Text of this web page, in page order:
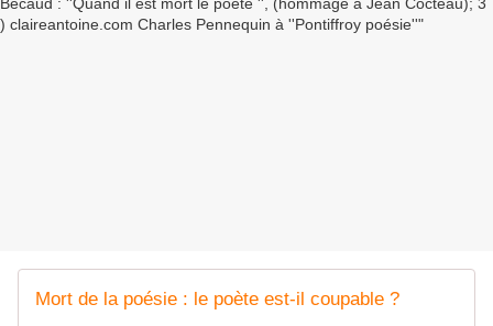
Mort de la poésie : le poète est-il coupable ?